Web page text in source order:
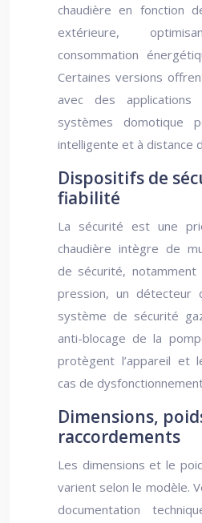
chaudière en fonction
extérieure,
consommation
Certaines versions
avec des
systèmes domotique
intelligente et à distance
Dispositifs de
fiabilité
La sécurité est une
chaudière intègre de
de sécurité,
pression, un détecteur
système de sécurité
anti-blocage de la
protègent l’appareil et
cas de
Dimensions,
raccordements
Les dimensions et le
varient selon le modèle.
documentation